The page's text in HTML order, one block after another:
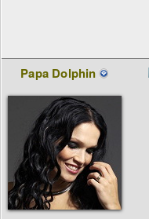
Papa Dolphin